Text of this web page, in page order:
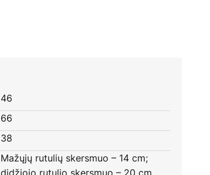
46
66
38
Mažųjų rutulių skersmuo – 14 cm;